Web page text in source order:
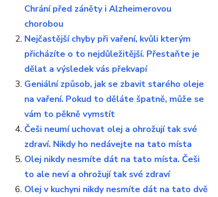
Chrání před záněty i Alzheimerovou
chorobou
Nejčastější chyby při vaření, kvůli kterým
přicházíte o to nejdůležitější. Přestaňte je
dělat a výsledek vás překvapí
Geniální způsob, jak se zbavit starého oleje
na vaření. Pokud to děláte špatně, může se
vám to pěkně vymstít
Češi neumí uchovat olej a ohrožují tak své
zdraví. Nikdy ho nedávejte na tato místa
Olej nikdy nesmíte dát na tato místa. Češi
to ale neví a ohrožují tak své zdraví
Olej v kuchyni nikdy nesmíte dát na tato dvě